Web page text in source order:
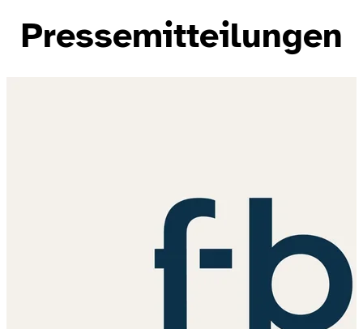
Pressemitteilungen